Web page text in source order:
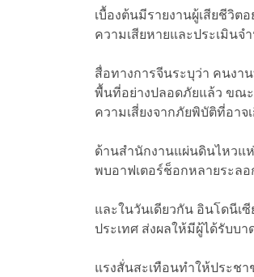
เบื้องต้นมีรายงานผู้เสียชีวิต
ความเสียหายและประเมินจ
สื่อทางการจีนระบุว่า คนงา
พื้นที่อย่างปลอดภัยแล้ว ขณ
ความเสี่ยงจากภัยพิบัติที่อาจ
ด้านสำนักงานแผ่นดินไหวแ
พบอาฟเตอร์ช็อกหลายระล
และในวันเดียวกัน อินโดนีเ
ประเทศ ส่งผลให้มีผู้ได้รับบ
แรงสั่นสะเทือนทำให้ประชา